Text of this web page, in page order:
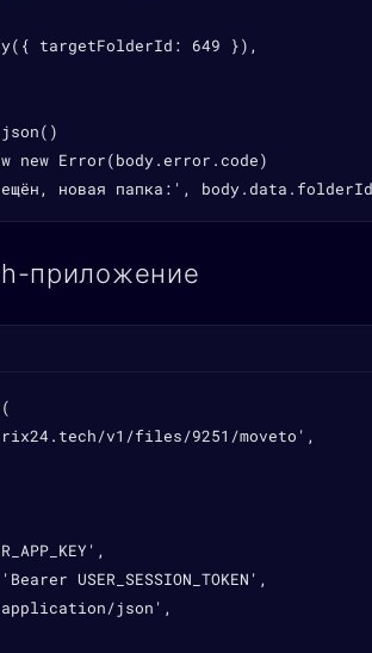
targetFolderId: 649 }),
new Error(body.error.code)
новая папка:',
приложение
v1/files/9251/moveto',
USER_SESSION_TOKEN',
json',